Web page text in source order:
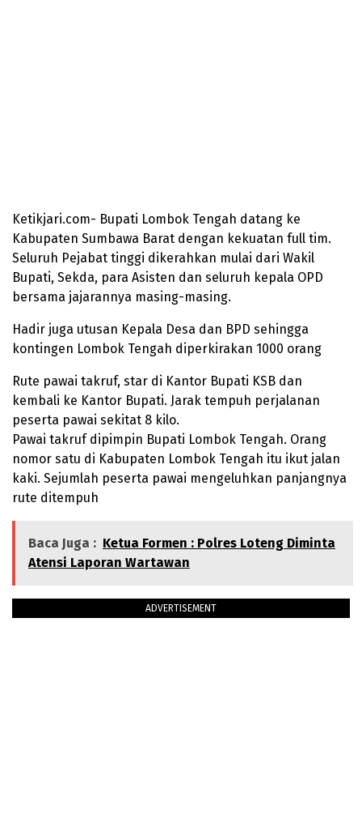
Ketikjari.com- Bupati Lombok Tengah datang ke
Kabupaten Sumbawa Barat dengan kekuatan full tim.
Seluruh Pejabat tinggi dikerahkan mulai dari Wakil
Bupati, Sekda, para Asisten dan seluruh kepala OPD
bersama jajarannya masing-masing.
Hadir juga utusan Kepala Desa dan BPD sehingga
kontingen Lombok Tengah diperkirakan 1000 orang
Rute pawai takruf, star di Kantor Bupati KSB dan
kembali ke Kantor Bupati. Jarak tempuh perjalanan
peserta pawai sekitat 8 kilo.
Pawai takruf dipimpin Bupati Lombok Tengah. Orang
nomor satu di Kabupaten Lombok Tengah itu ikut jalan
kaki. Sejumlah peserta pawai mengeluhkan panjangnya
rute ditempuh
Baca Juga : Ketua Formen : Polres Loteng Diminta
Atensi Laporan Wartawan
ADVERTISEMENT